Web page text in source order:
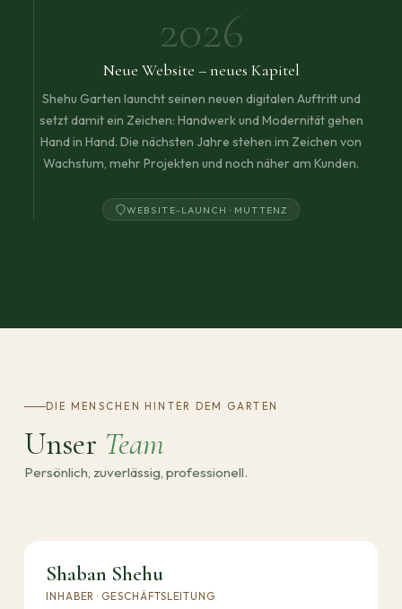
2026
Neue Website – neues Kapitel
Shehu Garten launcht seinen neuen digitalen Auftritt und
setzt damit ein Zeichen: Handwerk und Modernität gehen
Hand in Hand. Die nächsten Jahre stehen im Zeichen von
Wachstum, mehr Projekten und noch näher am Kunden.
WEBSITE-LAUNCH · MUTTENZ
DIE MENSCHEN HINTER DEM GARTEN
Unser Team
Persönlich, zuverlässig, professionell.
Shaban Shehu
INHABER · GESCHÄFTSLEITUNG